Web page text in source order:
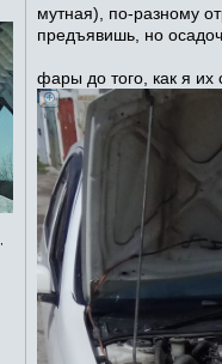
мутная), по-разному
предъявишь, но
фары до того, как я